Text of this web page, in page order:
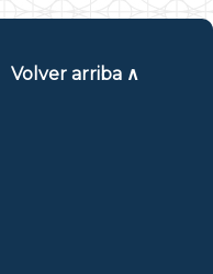
Volver arriba ∧